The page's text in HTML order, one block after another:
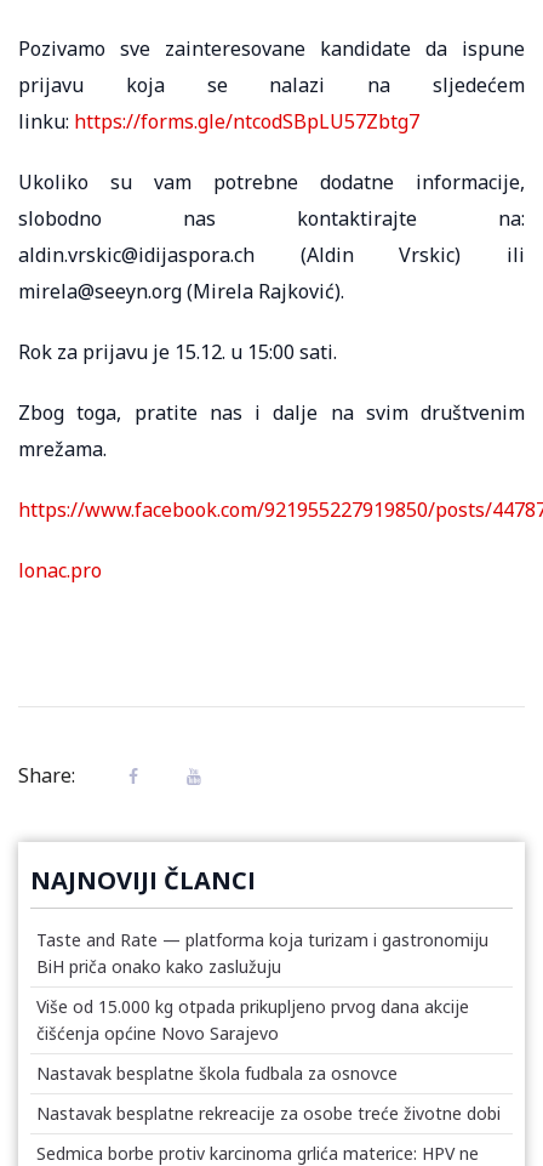
Pozivamo sve zainteresovane kandidate da ispune
prijavu koja se nalazi na sljedećem
linku: https://forms.gle/ntcodSBpLU57Zbtg7
Ukoliko su vam potrebne dodatne informacije,
slobodno nas kontaktirajte na:
aldin.vrskic@idijaspora.ch (Aldin Vrskic) ili
mirela@seeyn.org (Mirela Rajković).
Rok za prijavu je 15.12. u 15:00 sati.
Zbog toga, pratite nas i dalje na svim društvenim
mrežama.
https://www.facebook.com/921955227919850/posts/
lonac.pro
Share:
NAJNOVIJI ČLANCI
Taste and Rate — platforma koja turizam i gastronomiju
BiH priča onako kako zaslužuju
Više od 15.000 kg otpada prikupljeno prvog dana akcije
čišćenja općine Novo Sarajevo
Nastavak besplatne škola fudbala za osnovce
Nastavak besplatne rekreacije za osobe treće životne dobi
Sedmica borbe protiv karcinoma grlića materice: HPV ne